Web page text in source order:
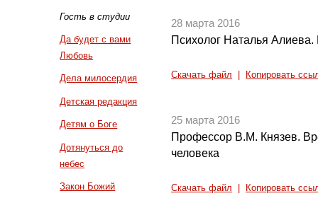
Гость в студии
Да будет с вами
Любовь
Дела милосердия
Детская редакция
Детям о Боге
Дотянуться до
небес
Закон Божий
28 марта 2016
Психолог Наталья Алиева.
Скачать файл Копировать
25 марта 2016
Профессор В.М. Князев.
человека
Скачать файл Копировать